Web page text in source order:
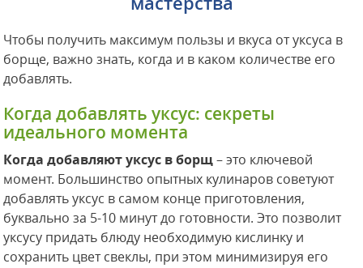
Чтобы получить максимум пользы и вкуса от уксуса в
борще, важно знать, когда и в каком количестве его
добавлять.
Когда добавлять уксус: секреты
идеального момента
Когда добавляют уксус в борщ– это ключевой
момент. Большинство опытных кулинаров советуют
добавлять уксус в самом конце приготовления,
буквально за 5-10 минут до готовности. Это позволит
уксусу придать блюду необходимую кислинку и
сохранить цвет свеклы, при этом минимизируя его